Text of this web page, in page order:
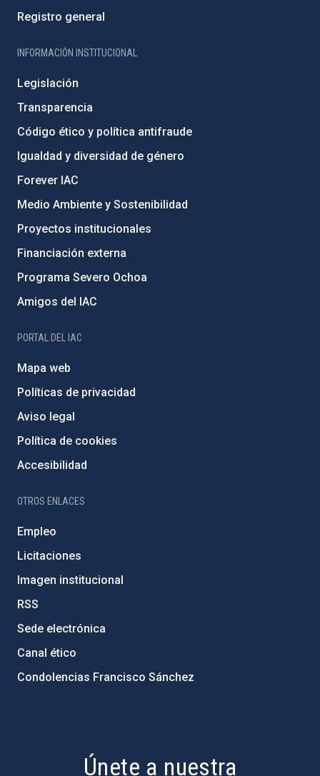
Registro general
INFORMACIÓN INSTITUCIONAL
Legislación
Transparencia
Código ético y política antifraude
Igualdad y diversidad de género
Forever IAC
Medio Ambiente y Sostenibilidad
Proyectos institucionales
Financiación externa
Programa Severo Ochoa
Amigos del IAC
PORTAL DEL IAC
Mapa web
Políticas de privacidad
Aviso legal
Política de cookies
Accesibilidad
OTROS ENLACES
Empleo
Licitaciones
Imagen institucional
RSS
Sede electrónica
Canal ético
Condolencias Francisco Sánchez
Únete a nuestra